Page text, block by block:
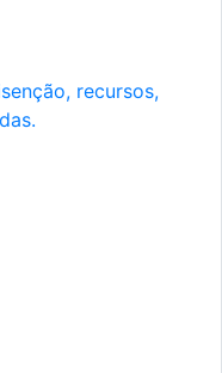
recursos,